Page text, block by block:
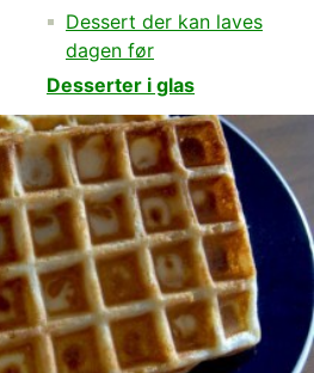
Dessert der kan laves
dagen før
Desserter i glas